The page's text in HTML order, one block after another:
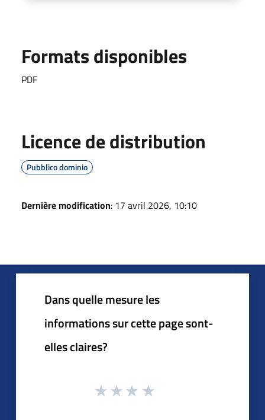
Formats disponibles
PDF
Licence de distribution
Pubblico dominio
Dernière modification: 17 avril 2026, 10:10
Dans quelle mesure les
informations sur cette page sont-
elles claires?